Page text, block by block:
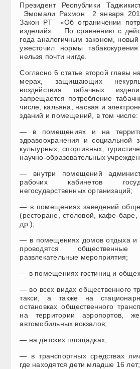
Президент Республики
Эмомали Рахмон 2 января
Закон РТ «Об ограничении
изделий». По сравнению с
года аналогичным законом,
ужесточил нормы
нельзя почти нигде.
Согласно 6 статье второй главы
мерах, защищающих
воздействия табачных
запрещается потребление
числе, кальяна, насвая и
зданий и помещений, в том числе:
— в помещениях и на
здравоохранения и социальной
культурных, спортивных,
научно-образовательных
— внутри помещений
рабочих кабинетов
негосударственных организаций;
— в помещениях заведений
(ресторане, столовой, кафе-
др.);
— в помещениях домов отдыха и
проводятся
развлекательные мероприятия;
— в помещениях гостиниц и
— во всех видах общественного
такси, а также на
остановках общественного
на территории аэропортов,
автомобильных вокзалов;
— на детских площадках;
— в транспортных средствах
где находятся дети младше 16 лет;